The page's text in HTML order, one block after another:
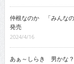
仲根なのか 「みんな
発売
2024/4/16
あぁ～しらき 男かな？